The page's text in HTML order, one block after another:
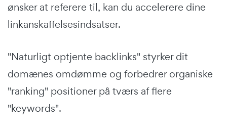
ønsker at referere til, kan du accelerere dine
linkanskaffelsesindsatser.
"Naturligt optjente backlinks" styrker dit
domænes omdømme og forbedrer organiske
"ranking" positioner på tværs af flere
"keywords".